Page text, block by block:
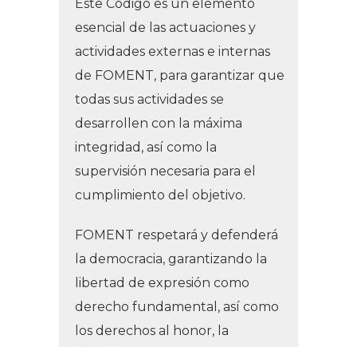
Este Código es un elemento
esencial de las actuaciones y
actividades externas e internas
de FOMENT, para garantizar que
todas sus actividades se
desarrollen con la máxima
integridad, así como la
supervisión necesaria para el
cumplimiento del objetivo.
FOMENT respetará y defenderá
la democracia, garantizando la
libertad de expresión como
derecho fundamental, así como
los derechos al honor, la